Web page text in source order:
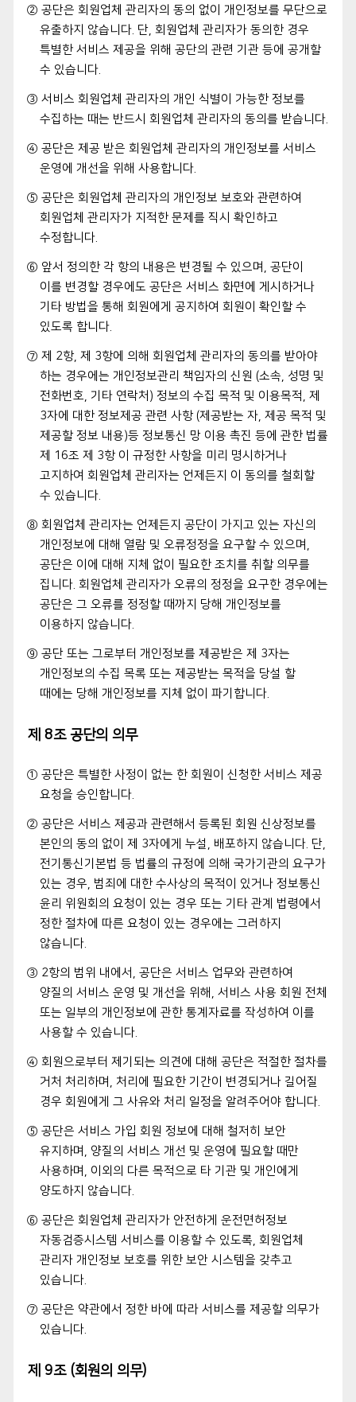
② 공단은 회원업체 관리자의 동의 없이 개인정보를 무단으로
유출하지 않습니다. 단, 회원업체 관리자가 동의한 경우
특별한 서비스 제공을 위해 공단의 관련 기관 등에 공개할
수 있습니다.
③ 서비스 회원업체 관리자의 개인 식별이 가능한 정보를
수집하는 때는 반드시 회원업체 관리자의 동의를 받습니다.
④ 공단은 제공 받은 회원업체 관리자의 개인정보를 서비스
운영에 개선을 위해 사용합니다.
⑤ 공단은 회원업체 관리자의 개인정보 보호와 관련하여
회원업체 관리자가 지적한 문제를 직시 확인하고
수정합니다.
⑥ 앞서 정의한 각 항의 내용은 변경될 수 있으며, 공단이
이를 변경할 경우에도 공단은 서비스 화면에 게시하거나
기타 방법을 통해 회원에게 공지하여 회원이 확인할 수
있도록 합니다.
⑦ 제 2항, 제 3항에 의해 회원업체 관리자의 동의를 받아야
하는 경우에는 개인정보관리 책임자의 신원 (소속, 성명 및
전화번호, 기타 연락처) 정보의 수집 목적 및 이용목적, 제
3자에 대한 정보제공 관련 사항 (제공받는 자, 제공 목적 및
제공할 정보 내용)등 정보통신 망 이용 촉진 등에 관한 법률
제 16조 제 3항 이 규정한 사항을 미리 명시하거나
고지하여 회원업체 관리자는 언제든지 이 동의를 철회할
수 있습니다.
⑧ 회원업체 관리자는 언제든지 공단이 가지고 있는 자신의
개인정보에 대해 열람 및 오류정정을 요구할 수 있으며,
공단은 이에 대해 지체 없이 필요한 조치를 취할 의무를
집니다. 회원업체 관리자가 오류의 정정을 요구한 경우에는
공단은 그 오류를 정정할 때까지 당해 개인정보를
이용하지 않습니다.
⑨ 공단 또는 그로부터 개인정보를 제공받은 제 3자는
개인정보의 수집 목록 또는 제공받는 목적을 당설 할
때에는 당해 개인정보를 지체 없이 파기합니다.
제 8조 공단의 의무
① 공단은 특별한 사정이 없는 한 회원이 신청한 서비스 제공
요청을 승인합니다.
② 공단은 서비스 제공과 관련해서 등록된 회원 신상정보를
본인의 동의 없이 제 3자에게 누설, 배포하지 않습니다. 단,
전기통신기본법 등 법률의 규정에 의해 국가기관의 요구가
있는 경우, 범죄에 대한 수사상의 목적이 있거나 정보통신
윤리 위원회의 요청이 있는 경우 또는 기타 관계 법령에서
정한 절차에 따른 요청이 있는 경우에는 그러하지
않습니다.
③ 2항의 범위 내에서, 공단은 서비스 업무와 관련하여
양질의 서비스 운영 및 개선을 위해, 서비스 사용 회원 전체
또는 일부의 개인정보에 관한 통계자료를 작성하여 이를
사용할 수 있습니다.
④ 회원으로부터 제기되는 의견에 대해 공단은 적절한 절차를
거처 처리하며, 처리에 필요한 기간이 변경되거나 길어질
경우 회원에게 그 사유와 처리 일정을 알려주어야 합니다.
⑤ 공단은 서비스 가입 회원 정보에 대해 철저히 보안
유지하며, 양질의 서비스 개선 및 운영에 필요할 때만
사용하며, 이외의 다른 목적으로 타 기관 및 개인에게
양도하지 않습니다.
⑥ 공단은 회원업체 관리자가 안전하게 운전면허정보
자동검증시스템 서비스를 이용할 수 있도록, 회원업체
관리자 개인정보 보호를 위한 보안 시스템을 갖추고
있습니다.
⑦ 공단은 약관에서 정한 바에 따라 서비스를 제공할 의무가
있습니다.
제 9조 (회원의 의무)